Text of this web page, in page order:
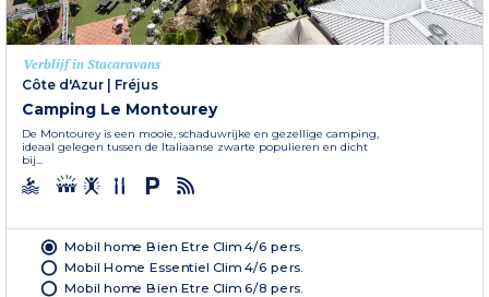
Verblijf in Stacaravans
Côte d'Azur | Fréjus
Camping Le Montourey
De Montourey is een mooie, schaduwrijke en gezellige camping,
ideaal gelegen tussen de Italiaanse zwarte populieren en dicht
bij...
Mobil home Bien Etre Clim 4/6 pers.
Mobil Home Essentiel Clim 4/6 pers.
Mobil home Bien Etre Clim 6/8 pers.